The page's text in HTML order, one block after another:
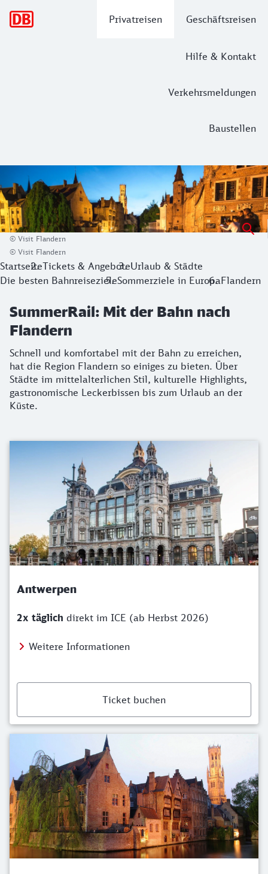
Privatreisen Geschäftsreisen
Hilfe & Kontakt
Verkehrsmeldungen
Baustellen
SummerRail: Mit der Bahn nach
Schnell und komfortabel mit der Bahn zu erreichen, hat
© Visit Flandern
© Visit Flandern
StartseiteTickets & AngeboteUrlaub & Städte
Die besten BahnreisezieleSommerziele in EuropaFlandern
SummerRail: Mit der Bahn nach
Flandern
Schnell und komfortabel mit der Bahn zu erreichen,
hat die Region Flandern so einiges zu bieten. Über
Städte im mittelalterlichen Stil, kulturelle Highlights,
gastronomische Leckerbissen bis zum Urlaub an der
Küste.
Antwerpen
2x täglich direkt im ICE (ab Herbst 2026)
Weitere Informationen
Ticket buchen